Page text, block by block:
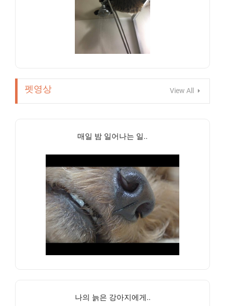
펫영상 View All
매일 밤 일어나는 일..
나의 늙은 강아지에게..